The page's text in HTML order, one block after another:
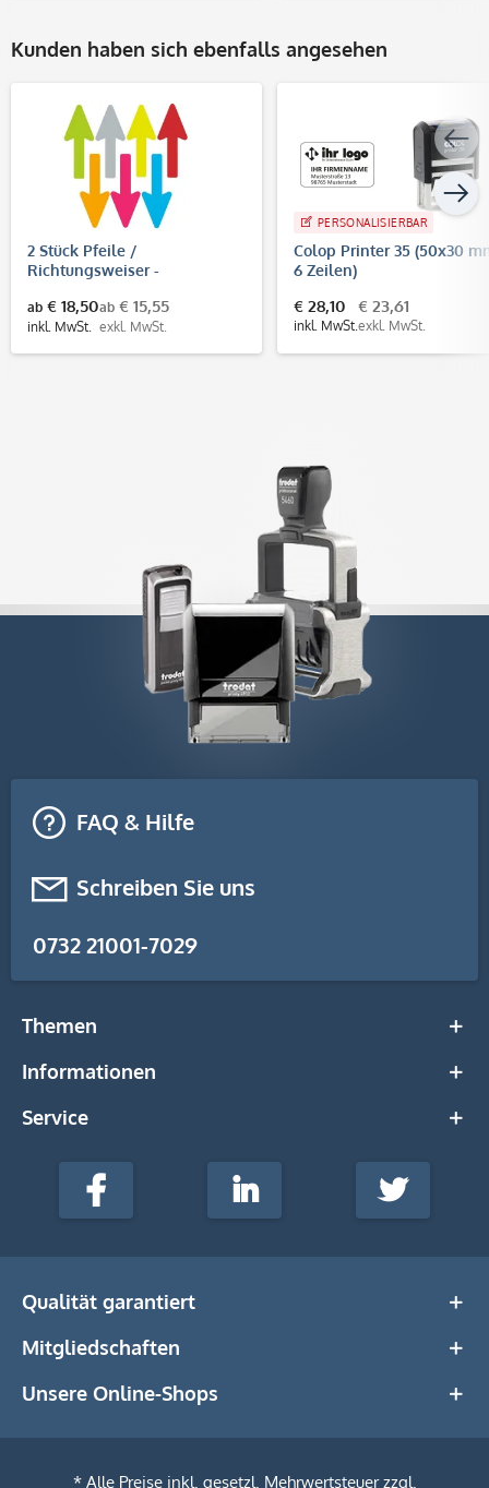
Kunden haben sich ebenfalls angesehen
2 Stück Pfeile /
Richtungsweiser -
(Pfeilgröße 400x160 mm)
ab € 18,50
inkl. MwSt.
ab € 15,55
exkl. MwSt.
PERSONALISIERBAR
Colop Printer 35 (50x30
6 Zeilen)
€ 28,10
inkl. MwSt.
€ 23,61
exkl. MwSt.
FAQ & Hilfe
Schreiben Sie uns
0732 21001-7029
Themen
Informationen
Service
stempel-
Media
Facebook LinkedIn Twitter
Qualität garantiert
Mitgliedschaften
Unsere Online-Shops
* Alle Preise inkl. gesetzl. Mehrwertsteuer zzgl.